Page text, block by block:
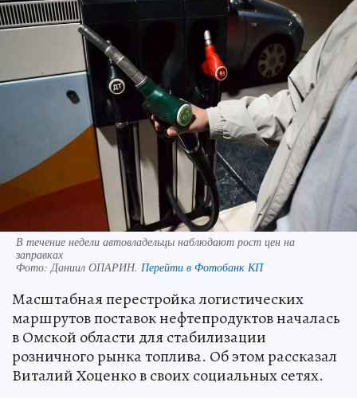
В течение недели автовладельцы наблюдают рост цен на
заправках
Фото:Даниил ОПАРИН. Перейти в Фотобанк КП
Масштабная перестройка логистических
маршрутов поставок нефтепродуктов началась
в Омской области для стабилизации
розничного рынка топлива. Об этом рассказал
Виталий Хоценко в своих социальных сетях.